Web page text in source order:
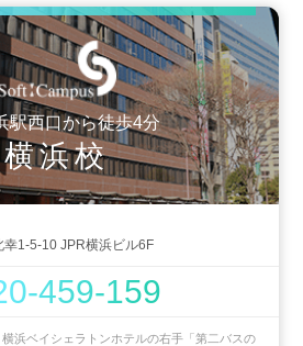
駅西口から徒歩4分
横浜校
幸1-5-10 JPR横浜ビル6F
459-159
浜ベイシェラトンホテルの右手「第二バスの